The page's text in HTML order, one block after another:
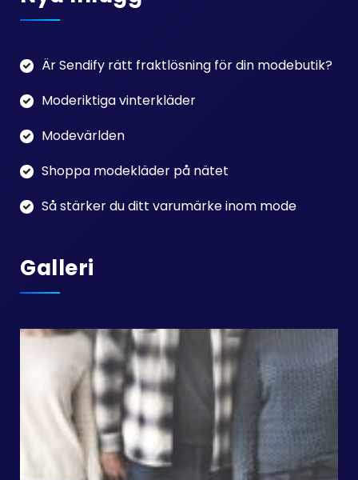
Är Sendify rätt fraktlösning för din modebutik?
Moderiktiga vinterkläder
Modevärlden
Shoppa modekläder på nätet
Så stärker du ditt varumärke inom mode
Galleri